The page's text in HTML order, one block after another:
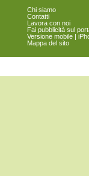
Chi siamo
Contatti
Lavora con noi
Fai pubblicità sul
Versione mobile |
Mappa del sito